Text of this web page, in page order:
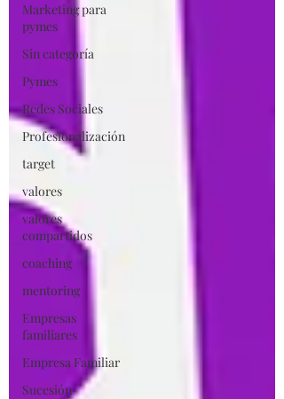
Marketing para
pymes
Sin categoría
Pymes
Redes Sociales
Profesionalización
target
valores
valores
compartidos
coaching
mentoring
Empresas
familiares
Empresa Familiar
Sucesión